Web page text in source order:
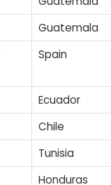
Guatemala
Spain
Ecuador
Chile
Tunisia
Honduras